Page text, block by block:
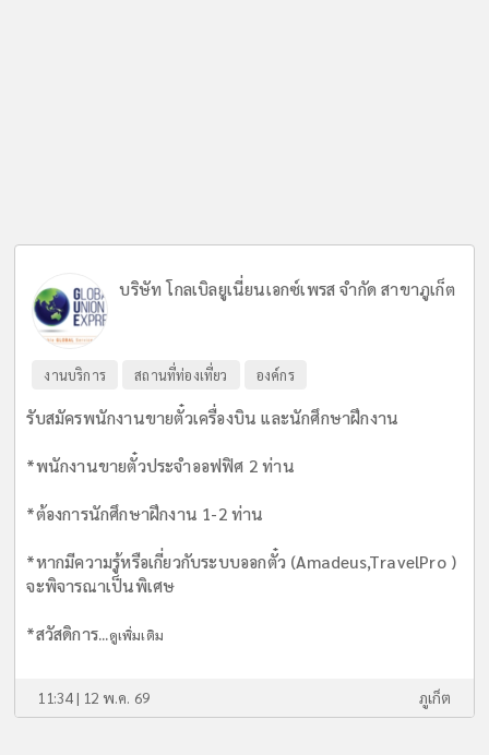
บริษัท โกลเบิลยูเนี่ยนเอกซ์เพรส จำกัด สาขาภูเก็ต
งานบริการ สถานที่ท่องเที่ยว องค์กร
รับสมัครพนักงานขายตั๋วเครื่องบิน และนักศึกษาฝึกงาน
*พนักงานขายตั๋วประจำออฟฟิศ 2 ท่าน
*ต้องการนักศึกษาฝึกงาน 1-2 ท่าน
*หากมีความรู้หรือเกี่ยวกับระบบออกตั๋ว (Amadeus,TravelPro )
จะพิจารณาเป็นพิเศษ
*สวัสดิการ...ดูเพิ่มเติม
11:34 | 12 พ.ค. 69 ภูเก็ต